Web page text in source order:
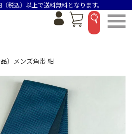
税込）以上で送料無料となります。
品）メンズ角帯 紺